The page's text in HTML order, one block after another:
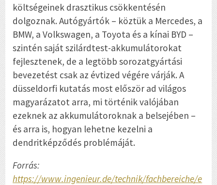
költségeinek drasztikus csökkentésén
dolgoznak. Autógyártók – köztük a Mercedes, a
BMW, a Volkswagen, a Toyota és a kínai BYD –
szintén saját szilárdtest-akkumulátorokat
fejlesztenek, de a legtöbb sorozatgyártási
bevezetést csak az évtized végére várják. A
düsseldorfi kutatás most először ad világos
magyarázatot arra, mi történik valójában
ezeknek az akkumulátoroknak a belsejében –
és arra is, hogyan lehetne kezelni a
dendritképződés problémáját.
Forrás:
https://www.ingenieur.de/technik/fachbereiche/e